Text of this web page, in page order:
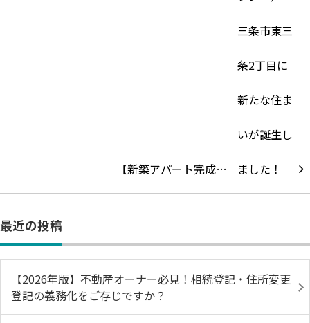
【新築アパート完成…
最近の投稿
【2026年版】不動産オーナー必見！相続登記・住所変更
登記の義務化をご存じですか？